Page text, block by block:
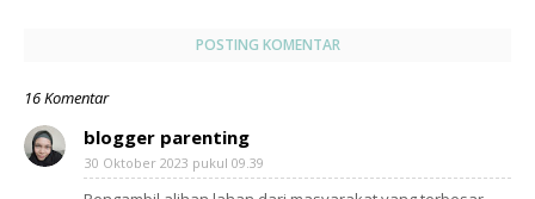
POSTING KOMENTAR
16 Komentar
blogger parenting
30 Oktober 2023 pukul 09.39